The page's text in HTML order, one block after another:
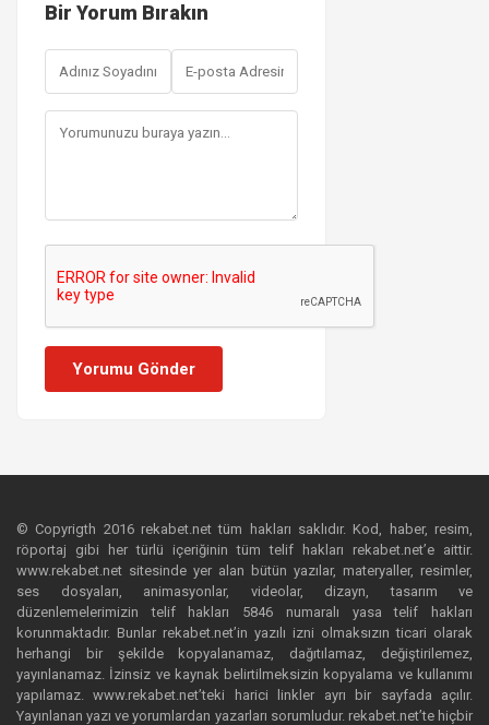
Bir Yorum Bırakın
Yorumu Gönder
© Copyrigth 2016 rekabet.net tüm hakları saklıdır. Kod, haber, resim,
röportaj gibi her türlü içeriğinin tüm telif hakları rekabet.net’e aittir.
www.rekabet.net sitesinde yer alan bütün yazılar, materyaller, resimler,
ses dosyaları, animasyonlar, videolar, dizayn, tasarım ve
düzenlemelerimizin telif hakları 5846 numaralı yasa telif hakları
korunmaktadır. Bunlar rekabet.net’in yazılı izni olmaksızın ticari olarak
herhangi bir şekilde kopyalanamaz, dağıtılamaz, değiştirilemez,
yayınlanamaz. İzinsiz ve kaynak belirtilmeksizin kopyalama ve kullanımı
yapılamaz. www.rekabet.net’teki harici linkler ayrı bir sayfada açılır.
Yayınlanan yazı ve yorumlardan yazarları sorumludur. rekabet.net’te hiçbir